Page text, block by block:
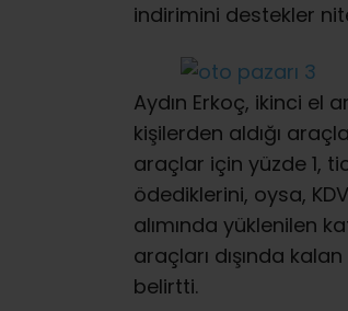
indirimini destekler
Aydın Erkoç, ikinci el
kişilerden aldığı
araçlar için yüzde 1,
ödediklerini, oysa,
alımında yüklenilen
araçları dışında
belirtti.